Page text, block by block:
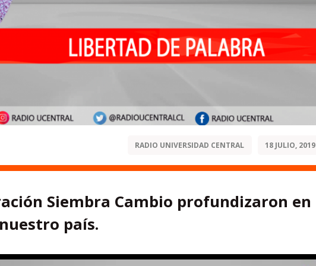
RADIO UNIVERSIDAD CENTRAL 18 JULIO, 2019
Siembra Cambio profundizaron en
país.